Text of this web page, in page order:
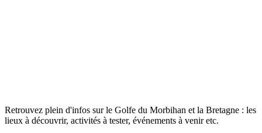
Retrouvez plein d'infos sur le Golfe du Morbihan et la Bretagne : les
lieux à découvrir, activités à tester, événements à venir etc.